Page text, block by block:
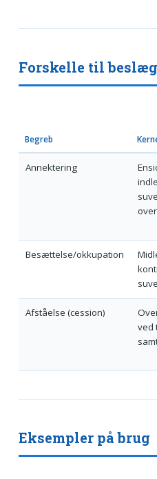
Forskelle til
Begreb
Annektering
Besættelse/okkupation
Afståelse (cession)
ved
Eksempler på brug